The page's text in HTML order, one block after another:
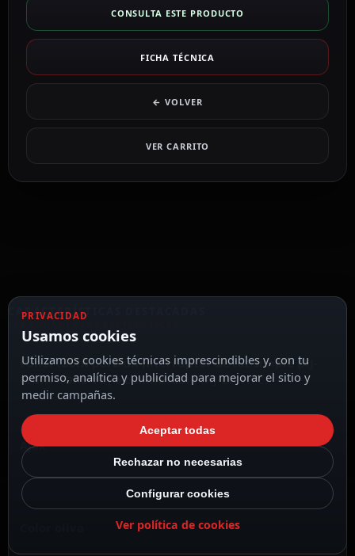
CONSULTA ESTE PRODUCTO
FICHA TÉCNICA
← VOLVER
VER CARRITO
CARACTERÍSTICAS DESTACADAS
Panel táctil para un interruptor de luz simple (AJ-
LIGHTCORE-1G) o conmutable (AJ-LIGHTC.
Ajax
PRIVACIDAD
Usamos cookies
Utilizamos cookies técnicas imprescindibles y, con tu
permiso, analítica y publicidad para mejorar el sitio y
medir campañas.
Aceptar todas
Rechazar no necesarias
Configurar cookies
Ver política de cookies